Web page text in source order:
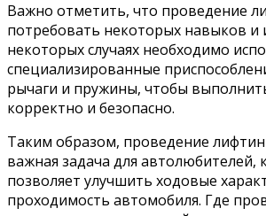
Важно отметить, что проведение
потребовать некоторых навыков и
некоторых случаях необходимо
специализированные
рычаги и пружины, чтобы
корректно и безопасно.
Таким образом, проведение
важная задача для автолюбителей,
позволяет улучшить ходовые
проходимость автомобиля. Где